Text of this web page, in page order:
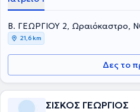
Β. ΓΕΩΡΓΙΟΥ 2,
21,6 km
Δες το
ΣΙΣΚΟΣ ΓΕΩΡΓΙΟΣ